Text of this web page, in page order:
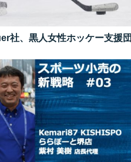
社、黒人女性ホッケー支援団